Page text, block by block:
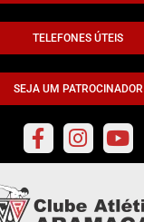
TELEFONES ÚTEIS
SEJA UM PATROCINADOR